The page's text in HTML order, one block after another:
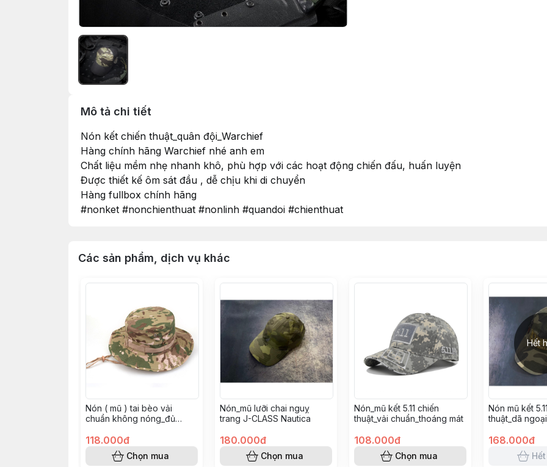
Mô tả chi tiết
Nón kết chiến thuật_quân đội_Warchief
Hàng chính hãng Warchief nhé anh em
Chất liệu mềm nhẹ nhanh khô, phù hợp với các hoạt động chiến đấu, huấn luyện
Được thiết kế ôm sát đầu , dễ chịu khi di chuyển
Hàng fullbox chính hãng
#nonket #nonchienthuat #nonlinh #quandoi #chienthuat
Các sản phẩm, dịch vụ khác
Nón ( mũ ) tai bèo vải
chuẩn không nóng_đủ
118.000đ
Chọn mua
Nón_mũ lưỡi chai nguỵ
trang J-CLASS Nautica
180.000đ
Chọn mua
Nón_mũ kết 5.11 chiến
thuật_vải chuẩn_thoáng mát
108.000đ
Chọn mua
Hết
Nón mũ kết
thuật_dã
168.000đ